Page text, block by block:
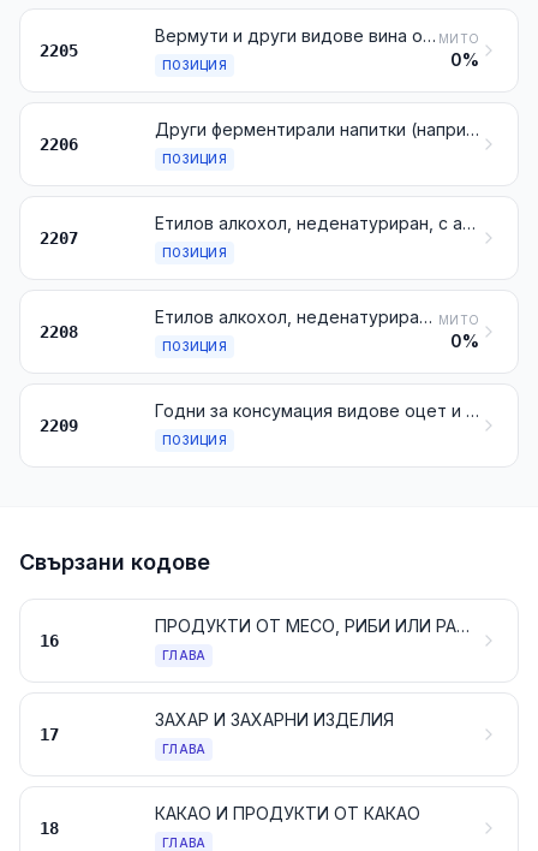
2205
Вермути и други видове вина от прясно грозде, ароматизирани с растения или ароматични вещества
ПОЗИЦИЯ
МИТО
0%
2206
Други ферментирали напитки (например ябълково вино (cider), крушово вино (perry), медовина, саке); смеси от ферментирали напитки и смеси от ферментирали и безалкохолни напитки, неупоменати, нито включени другаде
ПОЗИЦИЯ
2207
Етилов алкохол, неденатуриран, с алкохолно съдържание по обем 80 % vol или повече; етилов алкохол и дестилати, денатурирани, с всякакво алкохолно съдържание
ПОЗИЦИЯ
2208
Етилов алкохол, неденатуриран, с алкохолно съдържание по обем под 80 % vol; дестилати, ликьори и други спиртни напитки
ПОЗИЦИЯ
МИТО
0%
2209
Годни за консумация видове оцет и годни за консумация заместители на оцет, получени от оцетна киселина
ПОЗИЦИЯ
Свързани кодове
16
ПРОДУКТИ ОТ МЕСО, РИБИ ИЛИ РАКООБРАЗНИ, МЕКОТЕЛИ ИЛИ ДРУГИ ВОДНИ БЕЗГРЪБНАЧНИ ИЛИ ОТ НАСЕКОМИ
ГЛАВА
17
ЗАХАР И ЗАХАРНИ ИЗДЕЛИЯ
ГЛАВА
18
КАКАО И ПРОДУКТИ ОТ КАКАО
ГЛАВА